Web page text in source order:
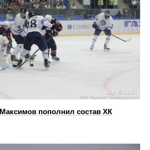
пополнил состав ХК